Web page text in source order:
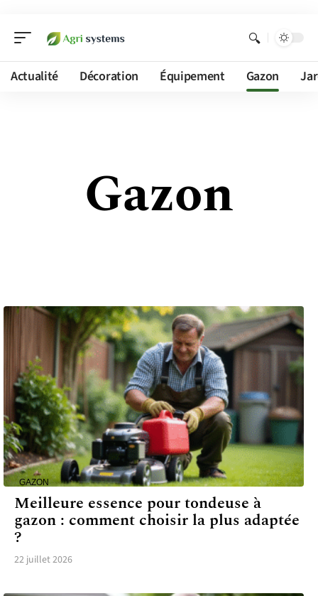
Actualité Décoration Équipement Gazon
Gazon
GAZON
Meilleure essence pour tondeuse à
gazon : comment choisir la plus adaptée
?
22 juillet 2026